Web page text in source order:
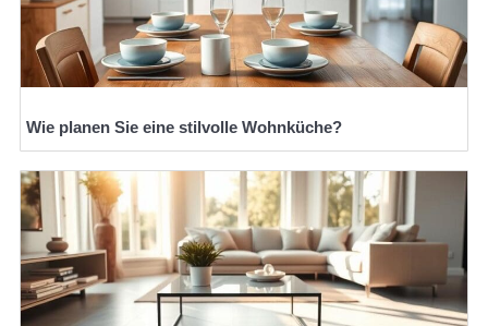
Wie planen Sie eine stilvolle Wohnküche?